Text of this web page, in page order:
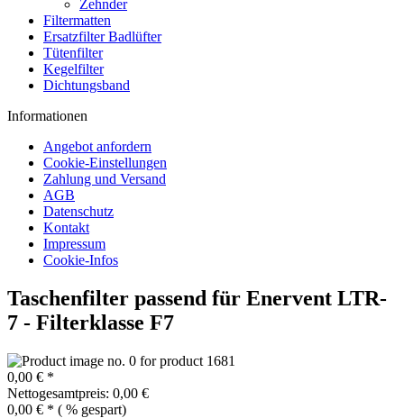
Zehnder
Filtermatten
Ersatzfilter Badlüfter
Tütenfilter
Kegelfilter
Dichtungsband
Informationen
Angebot anfordern
Cookie-Einstellungen
Zahlung und Versand
AGB
Datenschutz
Kontakt
Impressum
Cookie-Infos
Taschenfilter passend für Enervent LTR-
7 - Filterklasse F7
0,00 € *
Nettogesamtpreis: 0,00 €
0,00 € * ( % gespart)